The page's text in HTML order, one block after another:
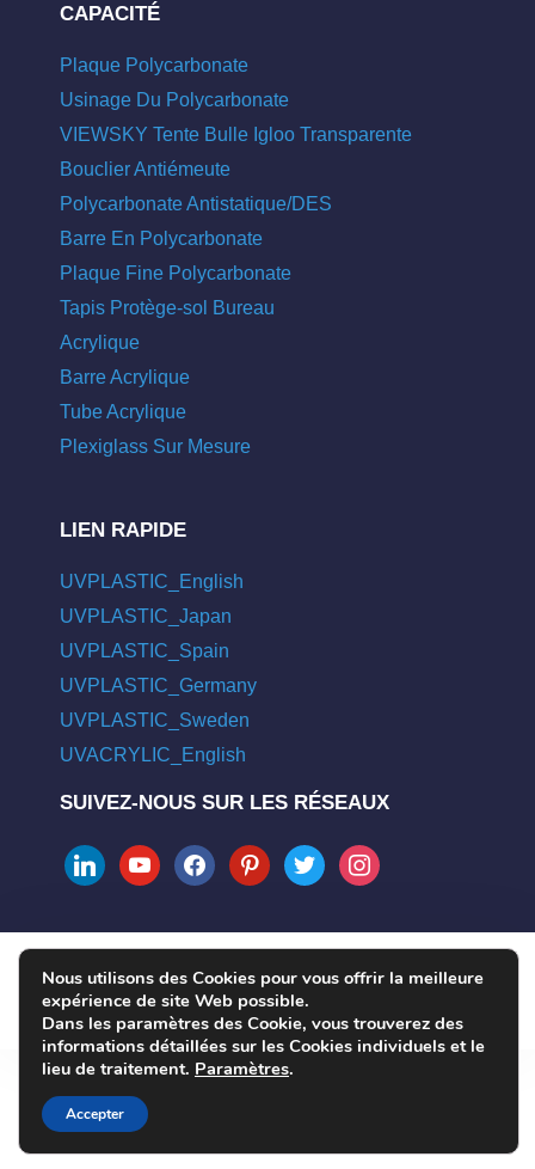
CAPACITÉ
Plaque Polycarbonate
Usinage Du Polycarbonate
VIEWSKY Tente Bulle Igloo Transparente
Bouclier Antiémeute
Polycarbonate Antistatique/DES
Barre En Polycarbonate
Plaque Fine Polycarbonate
Tapis Protège-sol Bureau
Acrylique
Barre Acrylique
Tube Acrylique
Plexiglass Sur Mesure
LIEN RAPIDE
UVPLASTIC_English
UVPLASTIC_Japan
UVPLASTIC_Spain
UVPLASTIC_Germany
UVPLASTIC_Sweden
UVACRYLIC_English
SUIVEZ-NOUS SUR LES RÉSEAUX
linkedinyoutubefacebookpinteresttwitter instagram
COPYRIGHT © 2004 - 2026 UVPLASTIC MATERIAL TECHNOLOGY
CO., LTD. ALL RIGHTS RESERVED
Nous utilisons des Cookies pour vous offrir la meilleure
expérience de site Web possible.
Dans les paramètres des Cookie, vous trouverez des
informations détaillées sur les Cookies individuels et le
lieu de traitement. Paramètres.
Accepter